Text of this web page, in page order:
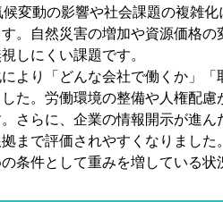
変動の影響や社会課題の複雑
。自然災害の増加や資源価格
しにくい課題です。
より「どんな会社で働くか」
た。労働環境の整備や人権配
さらに、企業の情報開示が進
まで評価されやすくなりまし
条件として重みを増している状